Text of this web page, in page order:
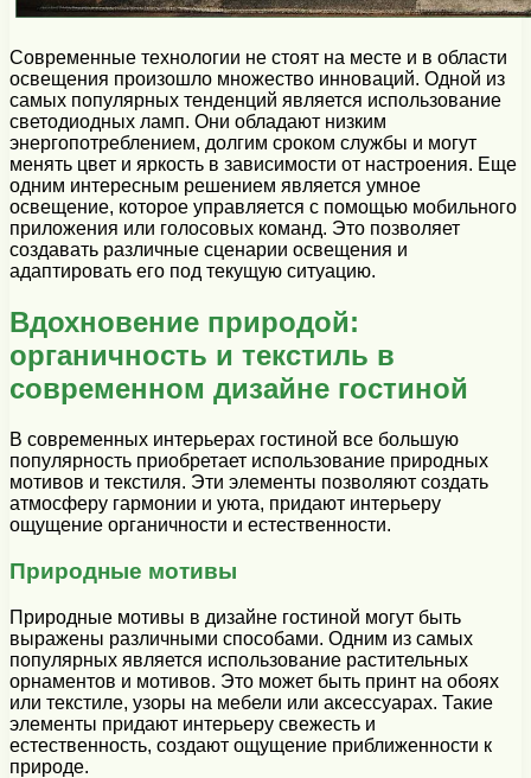
Современные технологии не стоят на месте и в области
освещения произошло множество инноваций. Одной из
самых популярных тенденций является использование
светодиодных ламп. Они обладают низким
энергопотреблением, долгим сроком службы и могут
менять цвет и яркость в зависимости от настроения. Еще
одним интересным решением является умное
освещение, которое управляется с помощью мобильного
приложения или голосовых команд. Это позволяет
создавать различные сценарии освещения и
адаптировать его под текущую ситуацию.
Вдохновение природой:
органичность и текстиль в
современном дизайне гостиной
В современных интерьерах гостиной все большую
популярность приобретает использование природных
мотивов и текстиля. Эти элементы позволяют создать
атмосферу гармонии и уюта, придают интерьеру
ощущение органичности и естественности.
Природные мотивы
Природные мотивы в дизайне гостиной могут быть
выражены различными способами. Одним из самых
популярных является использование растительных
орнаментов и мотивов. Это может быть принт на обоях
или текстиле, узоры на мебели или аксессуарах. Такие
элементы придают интерьеру свежесть и
естественность, создают ощущение приближенности к
природе.